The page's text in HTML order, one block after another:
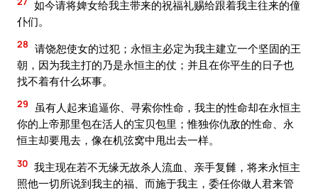
如今请将婢女给我主带来的祝福礼赐给跟着我主往来的僮
仆们。
28 请饶恕使女的过犯；永恒主必定为我主建立一个坚固的王
朝，因为我主打的乃是永恒主的仗；并且在你平生的日子也
找不着有什么坏事。
29 虽有人起来追逼你、寻索你性命，我主的性命却在永恒主
你的上帝那里包在活人的宝贝包里；惟独你仇敌的性命、永
恒主却要甩去，像在机弦窝中甩出去一样。
30 我主现在若不无缘无故杀人流血、亲手复雠，将来永恒主
照他一切所说到我主的福、而施于我主，委任你做人君来管